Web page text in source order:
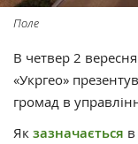
Поле
В четвер 2
«Укргео»
громад в
Як зазначається